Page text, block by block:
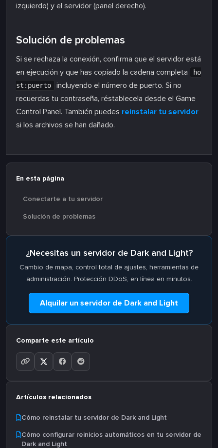
izquierdo) y el servidor (panel derecho).
Solución de problemas
Si se rechaza la conexión, confirma que el servidor está
en ejecución y que has copiado la cadena completa
ho
st:puerto
incluyendo el número de puerto. Si no
recuerdas tu contraseña, réstablecela desde el Game
Control Panel. También puedes reinstalar tu servidor
si los archivos se han dañado.
En esta página
Conectarte a tu servidor
Solución de problemas
¿Necesitas un servidor de Dark and Light?
Cambio de mapa, control total de ajustes, herramientas de
administración. Protección DDoS, en línea en minutos.
Alquilar un servidor de Dark and Light
Comparte este artículo
Artículos relacionados
Cómo reinstalar tu servidor de Dark and Light
Cómo configurar reinicios automáticos en tu servidor de
Dark and Light